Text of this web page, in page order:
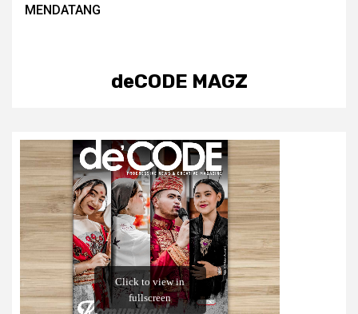
MENDATANG
deCODE MAGZ